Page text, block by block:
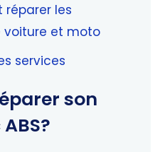
réparer les
voiture et moto
services
son